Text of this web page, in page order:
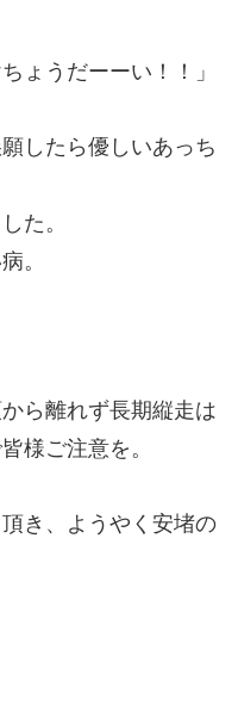
ょうだーーい！！」
したら優しいあっち
た。
。
ら離れず長期縦走は
様ご注意を。
き、ようやく安堵の